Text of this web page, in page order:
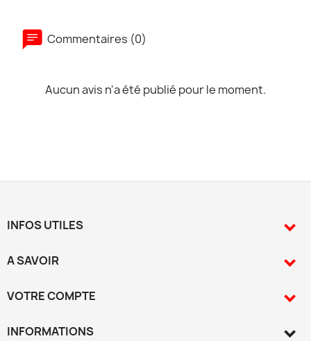
Commentaires (0)
Aucun avis n'a été publié pour le moment.
INFOS UTILES 
A SAVOIR 
VOTRE COMPTE 
INFORMATIONS keyboard_arrow_down